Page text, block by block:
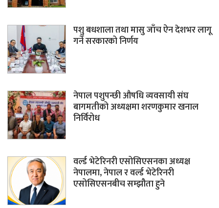
पशु बधशाला तथा मासु जाँच ऐन देशभर लागू
गर्ने सरकारको निर्णय
नेपाल पशुपन्छी औषधि व्यवसायी संघ
बागमतीको अध्यक्षमा शरणकुमार खनाल
निर्विरोध
वर्ल्ड भेटेरिनरी एसोसिएसनका अध्यक्ष
नेपालमा, नेपाल र वर्ल्ड भेटेरिनरी
एसोसिएसनबीच सम्झौता हुने